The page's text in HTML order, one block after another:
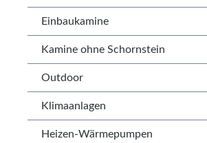
Einbaukamine
Kamine ohne Schornstein
Outdoor
Klimaanlagen
Heizen-Wärmepumpen